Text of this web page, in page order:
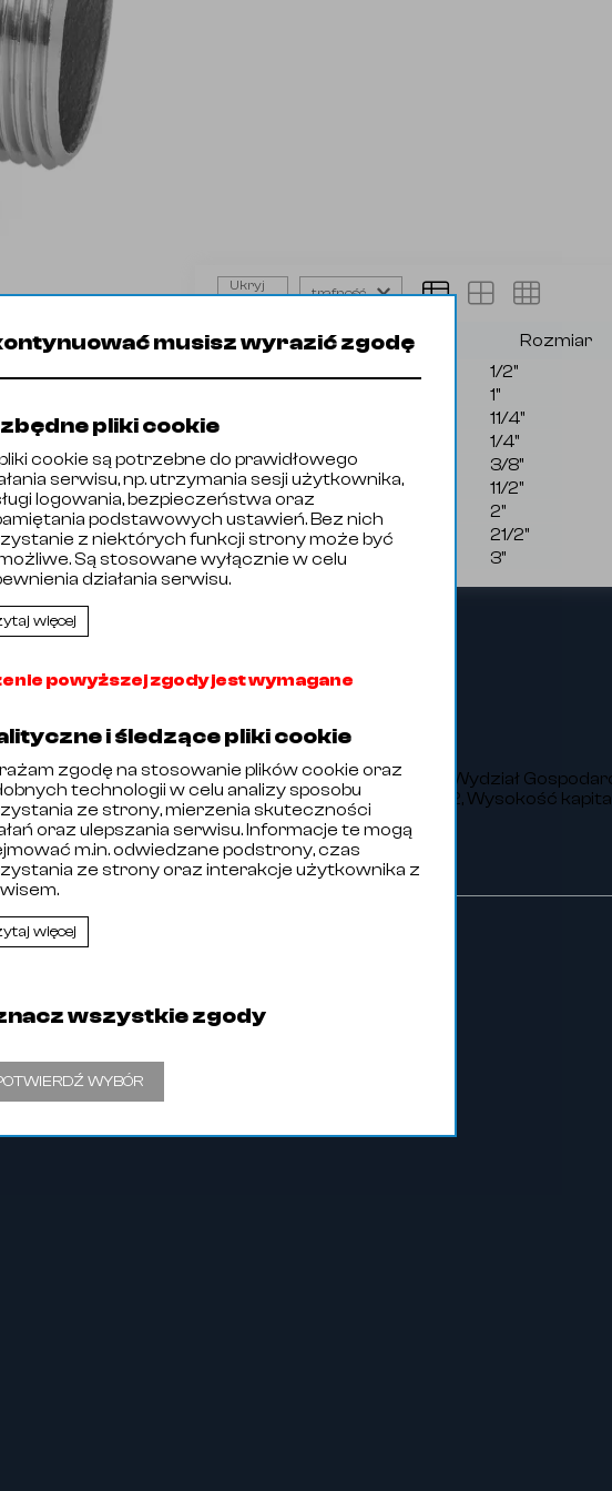
stożkowe
Ukryj
filtry
trafność
Produkt Gatunek Rozmiar
1/2"
1"
11/4"
1/4"
🡓 21033006 AISI 316 3/8"
🡓21033007 AISI 316 11/2"
🡓21033008 AISI 316 2"
🡓21033009 AISI 316 21/2"
🡓21033010 3"
przez Sąd Rejonowy w Olsztynie, VIII Wydział
Numer Identyfikacji Podatkowej: 578-29-30-252, Wysokość
musisz wyrazić zgodę
pliki cookie
cookie są potrzebne do prawidłowego
serwisu, np. utrzymania sesji użytkownika,
logowania, bezpieczeństwa oraz
podstawowych ustawień. Bez nich
z niektórych funkcji strony może być
Są stosowane wyłącznie w celu
działania serwisu.
więcej
powyższej zgody jest wymagane
i śledzące pliki cookie
zgodę na stosowanie plików cookie oraz
technologii w celu analizy sposobu
ze strony, mierzenia skuteczności
oraz ulepszania serwisu. Informacje te mogą
m.in. odwiedzane podstrony, czas
ze strony oraz interakcje użytkownika z
więcej
wszystkie zgody
WYBÓR